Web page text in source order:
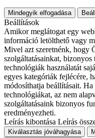
Mindegyik elfogadása
Beállítások
Amikor meglátogat egy
információ letölthető vagy
Mivel azt szeretnénk, hogy
szolgáltatásainkat,
technológiák használatát
egyes kategóriák fejlécére,
módosíthatja beállításait.
technológiákat, az nem
szolgáltatásaink bizonyos
eredményezheti.
Leírás kibontása Leírás
Kiválasztás jóváhagyása